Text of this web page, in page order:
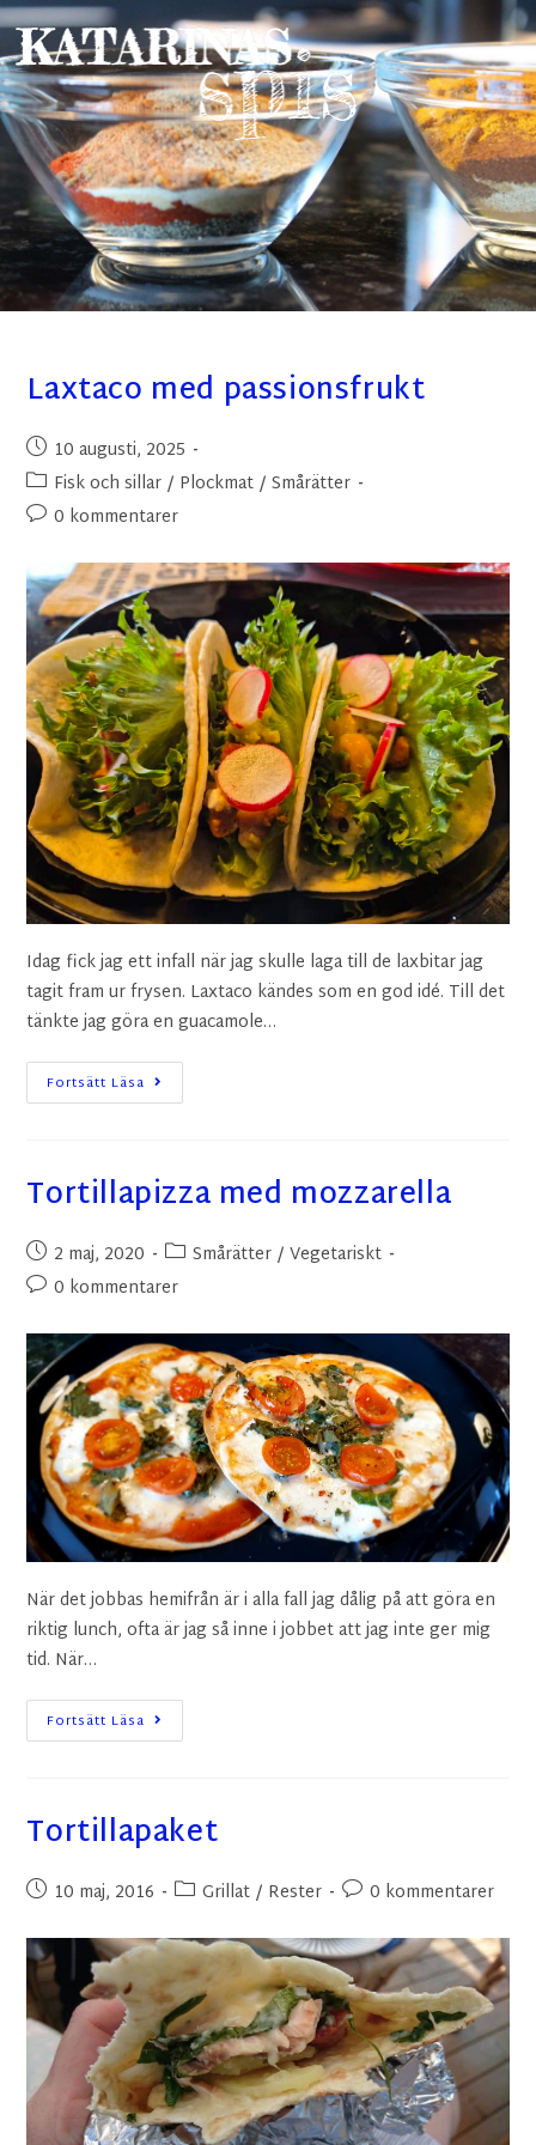
Laxtaco med passionsfrukt
10 augusti, 2025
Fisk och sillar / Plockmat / Smårätter
0 kommentarer
Idag fick jag ett infall när jag skulle laga till de laxbitar jag
tagit fram ur frysen. Laxtaco kändes som en god idé. Till det
tänkte jag göra en guacamole…
Fortsätt Läsa
Tortillapizza med mozzarella
2 maj, 2020 Smårätter / Vegetariskt
0 kommentarer
När det jobbas hemifrån är i alla fall jag dålig på att göra en
riktig lunch, ofta är jag så inne i jobbet att jag inte ger mig
tid. När…
Fortsätt Läsa
Tortillapaket
10 maj, 2016 Grillat / Rester 0 kommentarer